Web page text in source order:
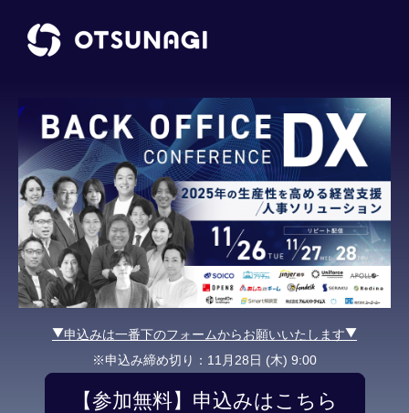
▼申込みは一番下のフォームからお願いいたします▼
※申込み締め切り：11月 28日 (木) 9:00
【参加無料】申込みはこちら